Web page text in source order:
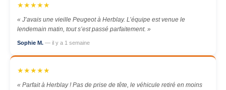
★★★★★
« J’avais une vieille Peugeot à Herblay. L’équipe est venue le
lendemain matin, tout s’est passé parfaitement. »
Sophie M. — il y a 1 semaine
★★★★★
« Parfait à Herblay ! Pas de prise de tête, le véhicule retiré en moins